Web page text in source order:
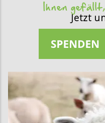
Ihnen
Jetzt